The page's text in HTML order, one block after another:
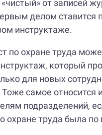
от записей
делом ставится
инструктаже.
по охране труда
который
для новых
Тоже самое относится
подразделений,
охране труда была по